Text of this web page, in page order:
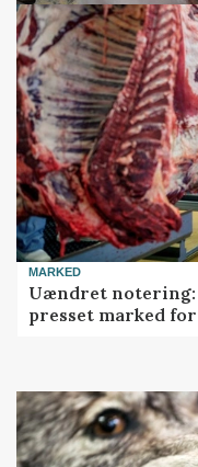
MARKED
Uændret
presset marked